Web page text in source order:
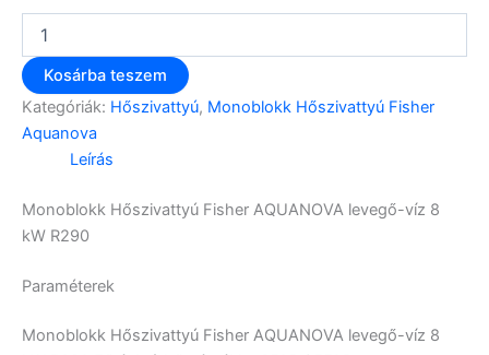
Kosárba teszem
Kategóriák: Hőszivattyú, Monoblokk Hőszivattyú Fisher
Aquanova
Leírás
Monoblokk Hőszivattyú Fisher AQUANOVA levegő-víz 8
kW R290
Paraméterek
Monoblokk Hőszivattyú Fisher AQUANOVA levegő-víz 8